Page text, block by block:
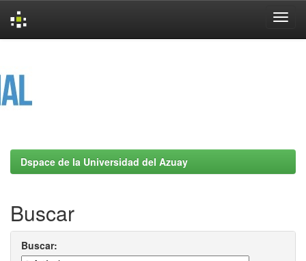
Dspace de la Universidad del Azuay
Buscar
Buscar: